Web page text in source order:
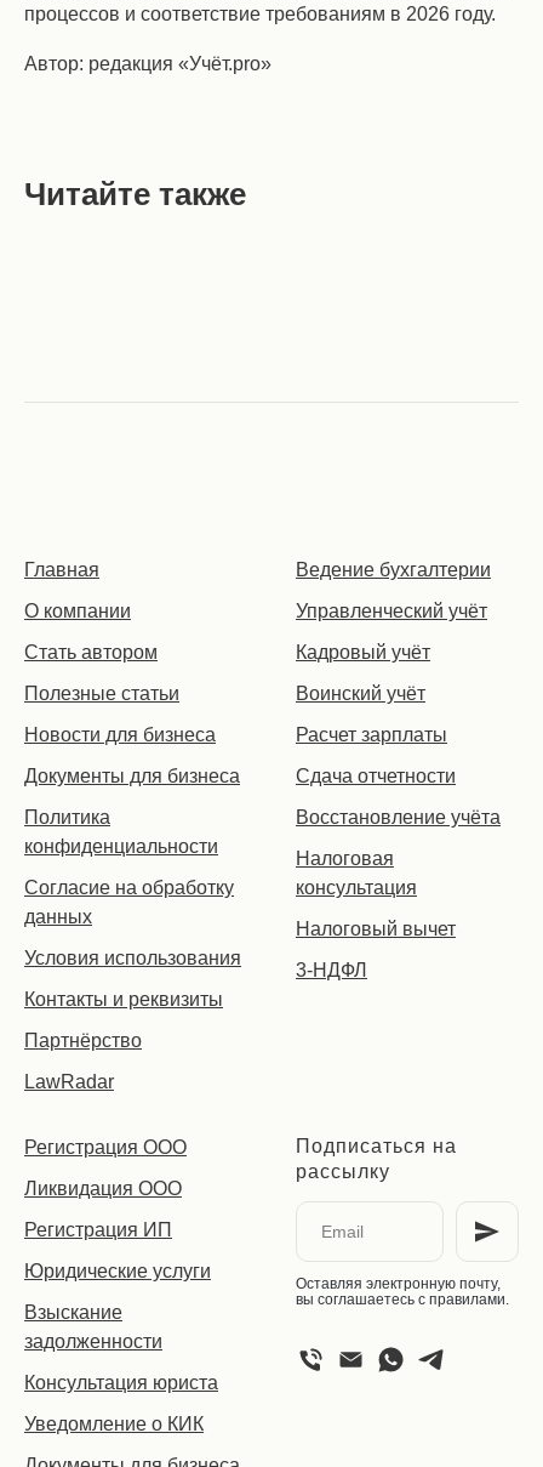
процессов и соответствие требованиям в 2026 году.
Автор: редакция «Учёт.pro»
Читайте также
Главная
О компании
Стать автором
Полезные статьи
Новости для бизнеса
Документы для бизнеса
Политика
конфиденциальности
Согласие на обработку
данных
Условия использования
Контакты и реквизиты
Партнёрство
LawRadar
Ведение бухгалтерии
Управленческий учёт
Кадровый учёт
Воинский учёт
Расчет зарплаты
Сдача отчетности
Восстановление учёта
Налоговая
консультация
Налоговый вычет
3-НДФЛ
Регистрация ООО
Ликвидация ООО
Регистрация ИП
Юридические услуги
Взыскание
задолженности
Консультация юриста
Уведомление о КИК
Подписаться на
рассылку
Оставляя электронную почту,
вы соглашаетесь с правилами.